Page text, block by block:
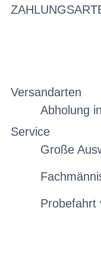
Versandarten
Abholung
Service
Große
Probefahrt